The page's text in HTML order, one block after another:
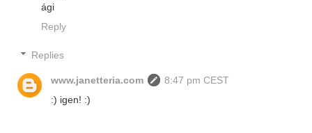
ági
Reply
Replies
www.janetteria.com
8:47 pm CEST
:) igen! :)